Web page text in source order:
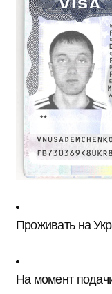
Проживать на
На момент